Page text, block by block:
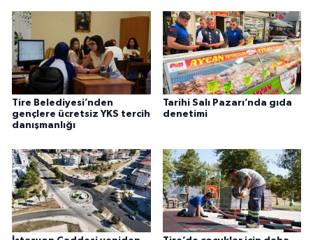
Tire Belediyesi’nden
gençlere ücretsiz YKS tercih
danışmanlığı
Tarihi Salı Pazarı’nda gıda
denetimi